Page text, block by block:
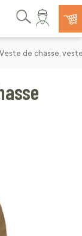
Rechercher
Veste de chasse,